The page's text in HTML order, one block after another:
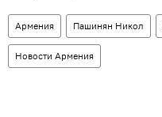
Армения Пашинян Никол
Новости Армения